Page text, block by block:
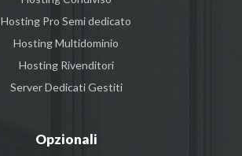
Hosting Pro Semi dedicato
Hosting Multidominio
Hosting Rivenditori
Server Dedicati Gestiti
Opzionali